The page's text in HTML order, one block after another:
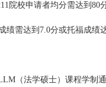
院校申请者均分需达到80
绩需达到7.0分或托福成绩达
（法学硕士）课程学制